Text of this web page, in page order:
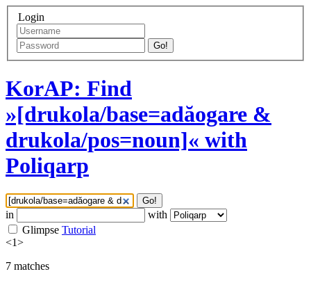
Login
Go!
KorAP: Find
»[drukola/base=adăogare &
drukola/pos=noun]« with
Poliqarp
Go!
in
with
Glimpse Tutorial
<1>
7 matches